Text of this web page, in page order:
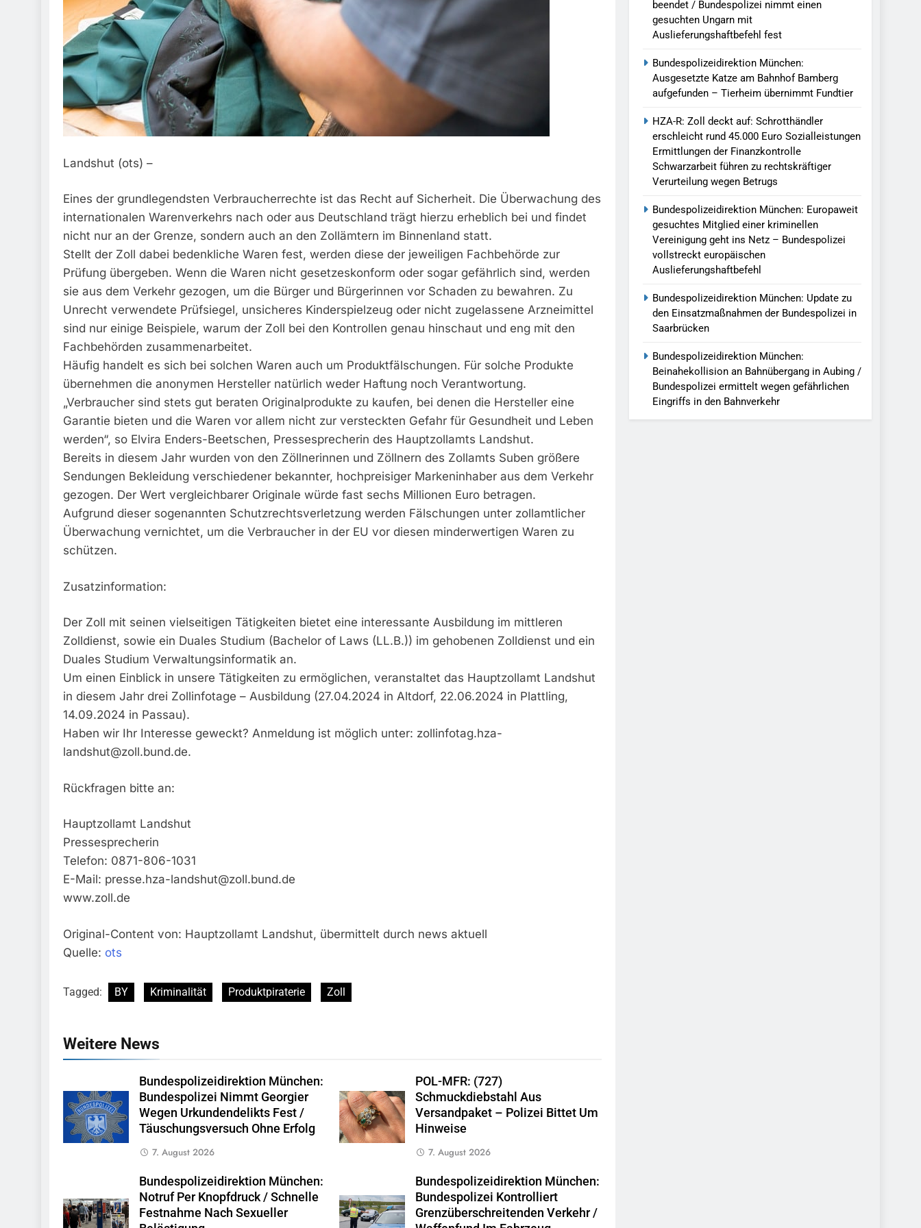
Landshut (ots) –
Eines der grundlegendsten Verbraucherrechte ist das Recht auf Sicherheit. Die Überwachung des
internationalen Warenverkehrs nach oder aus Deutschland trägt hierzu erheblich bei und findet
nicht nur an der Grenze, sondern auch an den Zollämtern im Binnenland statt.
Stellt der Zoll dabei bedenkliche Waren fest, werden diese der jeweiligen Fachbehörde zur
Prüfung übergeben. Wenn die Waren nicht gesetzeskonform oder sogar gefährlich sind, werden
sie aus dem Verkehr gezogen, um die Bürger und Bürgerinnen vor Schaden zu bewahren. Zu
Unrecht verwendete Prüfsiegel, unsicheres Kinderspielzeug oder nicht zugelassene Arzneimittel
sind nur einige Beispiele, warum der Zoll bei den Kontrollen genau hinschaut und eng mit den
Fachbehörden zusammenarbeitet.
Häufig handelt es sich bei solchen Waren auch um Produktfälschungen. Für solche Produkte
übernehmen die anonymen Hersteller natürlich weder Haftung noch Verantwortung.
„Verbraucher sind stets gut beraten Originalprodukte zu kaufen, bei denen die Hersteller eine
Garantie bieten und die Waren vor allem nicht zur versteckten Gefahr für Gesundheit und Leben
werden“, so Elvira Enders-Beetschen, Pressesprecherin des Hauptzollamts Landshut.
Bereits in diesem Jahr wurden von den Zöllnerinnen und Zöllnern des Zollamts Suben größere
Sendungen Bekleidung verschiedener bekannter, hochpreisiger Markeninhaber aus dem Verkehr
gezogen. Der Wert vergleichbarer Originale würde fast sechs Millionen Euro betragen.
Aufgrund dieser sogenannten Schutzrechtsverletzung werden Fälschungen unter zollamtlicher
Überwachung vernichtet, um die Verbraucher in der EU vor diesen minderwertigen Waren zu
schützen.
Zusatzinformation:
Der Zoll mit seinen vielseitigen Tätigkeiten bietet eine interessante Ausbildung im mittleren
Zolldienst, sowie ein Duales Studium (Bachelor of Laws (LL.B.)) im gehobenen Zolldienst und ein
Duales Studium Verwaltungsinformatik an.
Um einen Einblick in unsere Tätigkeiten zu ermöglichen, veranstaltet das Hauptzollamt Landshut
in diesem Jahr drei Zollinfotage – Ausbildung (27.04.2024 in Altdorf, 22.06.2024 in Plattling,
14.09.2024 in Passau).
Haben wir Ihr Interesse geweckt? Anmeldung ist möglich unter: zollinfotag.hza-
landshut@zoll.bund.de.
Rückfragen bitte an:
Hauptzollamt Landshut
Pressesprecherin
Telefon: 0871-806-1031
E-Mail: presse.hza-landshut@zoll.bund.de
www.zoll.de
Original-Content von: Hauptzollamt Landshut, übermittelt durch news aktuell
Quelle: ots
Tagged: BY Kriminalität Produktpiraterie Zoll
Weitere News
Bundespolizeidirektion München:
Bundespolizei Nimmt Georgier
Wegen Urkundendelikts Fest /
Täuschungsversuch Ohne Erfolg
7. August 2026
POL-MFR: (727)
Schmuckdiebstahl Aus
Versandpaket – Polizei Bittet Um
Hinweise
7. August 2026
Bundespolizeidirektion München:
Notruf Per Knopfdruck / Schnelle
Festnahme Nach Sexueller
Bundespolizeidirektion München:
Bundespolizei Kontrolliert
Grenzüberschreitenden Verkehr /
beendet / Bundespolizei nimmt einen
gesuchten Ungarn mit
Auslieferungshaftbefehl fest
Bundespolizeidirektion München:
Ausgesetzte Katze am Bahnhof Bamberg
aufgefunden – Tierheim übernimmt Fundtier
HZA-R: Zoll deckt auf: Schrotthändler
erschleicht rund 45.000 Euro Sozialleistungen
Ermittlungen der Finanzkontrolle
Schwarzarbeit führen zu rechtskräftiger
Verurteilung wegen Betrugs
Bundespolizeidirektion München: Europaweit
gesuchtes Mitglied einer kriminellen
Vereinigung geht ins Netz – Bundespolizei
vollstreckt europäischen
Auslieferungshaftbefehl
Bundespolizeidirektion München: Update zu
den Einsatzmaßnahmen der Bundespolizei in
Saarbrücken
Bundespolizeidirektion München:
Beinahekollision an Bahnübergang in Aubing /
Bundespolizei ermittelt wegen gefährlichen
Eingriffs in den Bahnverkehr